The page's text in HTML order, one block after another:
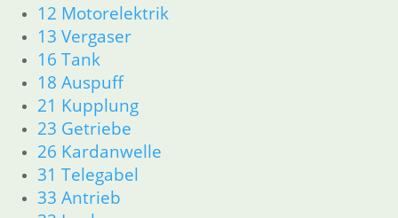
12 Motorelektrik
13 Vergaser
16 Tank
18 Auspuff
21 Kupplung
23 Getriebe
26 Kardanwelle
31 Telegabel
33 Antrieb
32 Lenkung
33 Antrieb
34 Bremsen
36 Räder
46 Rahmen Verkleidung R25/3
51 Spiegel & Schlösser
61 Fahrzeugelektrik
62 Instrumente
63 Scheinwerfer
R26 & R27